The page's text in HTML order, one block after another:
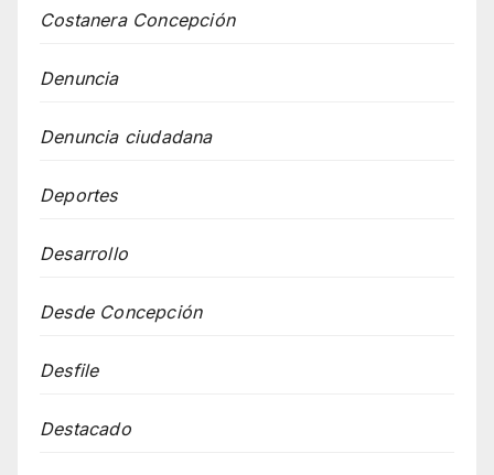
Costanera Concepción
Denuncia
Denuncia ciudadana
Deportes
Desarrollo
Desde Concepción
Desfile
Destacado